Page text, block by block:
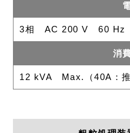
3相 AC 200 V 60 Hz
消
12 kVA Max.（40A：推